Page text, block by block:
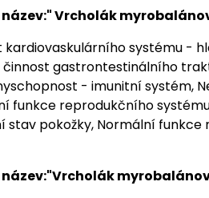
Vrcholák
systému -
gastrontestinálního
- imunitní systém,
funkce reprodukčního
stav pokožky, Normální